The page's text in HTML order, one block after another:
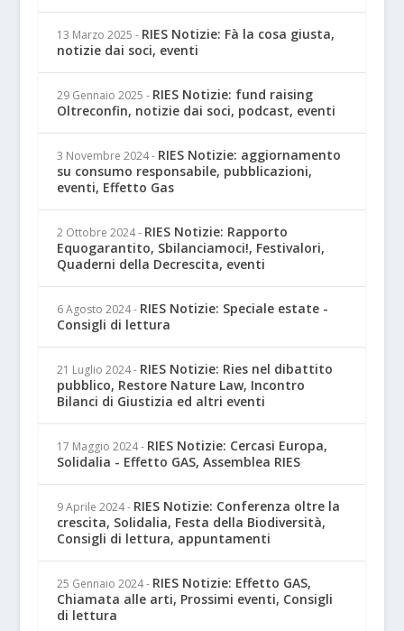
13 Marzo 2025 - RIES Notizie: Fà la cosa giusta,
notizie dai soci, eventi
29 Gennaio 2025 - RIES Notizie: fund raising
Oltreconfin, notizie dai soci, podcast, eventi
3 Novembre 2024 - RIES Notizie: aggiornamento
su consumo responsabile, pubblicazioni,
eventi, Effetto Gas
2 Ottobre 2024 - RIES Notizie: Rapporto
Equogarantito, Sbilanciamoci!, Festivalori,
Quaderni della Decrescita, eventi
6 Agosto 2024 - RIES Notizie: Speciale estate -
Consigli di lettura
21 Luglio 2024 - RIES Notizie: Ries nel dibattito
pubblico, Restore Nature Law, Incontro
Bilanci di Giustizia ed altri eventi
17 Maggio 2024 - RIES Notizie: Cercasi Europa,
Solidalia - Effetto GAS, Assemblea RIES
9 Aprile 2024 - RIES Notizie: Conferenza oltre la
crescita, Solidalia, Festa della Biodiversità,
Consigli di lettura, appuntamenti
25 Gennaio 2024 - RIES Notizie: Effetto GAS,
Chiamata alle arti, Prossimi eventi, Consigli
di lettura